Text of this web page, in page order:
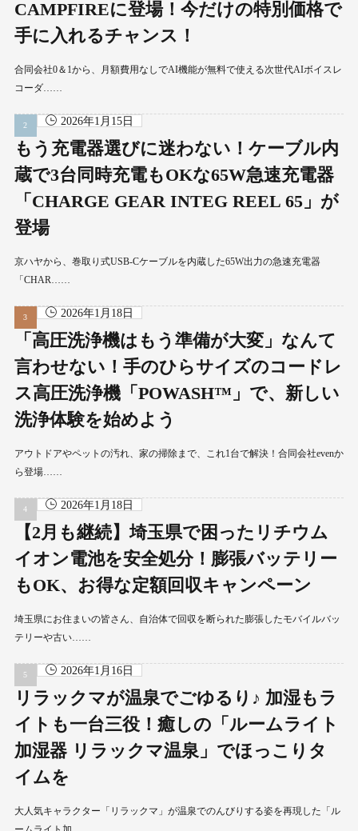
CAMPFIREに登場！今だけの特別価格で
手に入れるチャンス！
合同会社0＆1から、月額費用なしでAI機能が無料で使える次世代AIボイスレ
コーダ……
2026年1月15日
もう充電器選びに迷わない！ケーブル内
蔵で3台同時充電もOKな65W急速充電器
「CHARGE GEAR INTEG REEL 65」が
登場
京ハヤから、巻取り式USB-Cケーブルを内蔵した65W出力の急速充電器
「CHAR……
2026年1月18日
「高圧洗浄機はもう準備が大変」なんて
言わせない！手のひらサイズのコードレ
ス高圧洗浄機「POWASH™」で、新しい
洗浄体験を始めよう
アウトドアやペットの汚れ、家の掃除まで、これ1台で解決！合同会社evenか
ら登場……
2026年1月18日
【2月も継続】埼玉県で困ったリチウム
イオン電池を安全処分！膨張バッテリー
もOK、お得な定額回収キャンペーン
埼玉県にお住まいの皆さん、自治体で回収を断られた膨張したモバイルバッ
テリーや古い……
2026年1月16日
リラックマが温泉でごゆるり♪ 加湿もラ
イトも一台三役！癒しの「ルームライト
加湿器 リラックマ温泉」でほっこりタ
イムを
大人気キャラクター「リラックマ」が温泉でのんびりする姿を再現した「ル